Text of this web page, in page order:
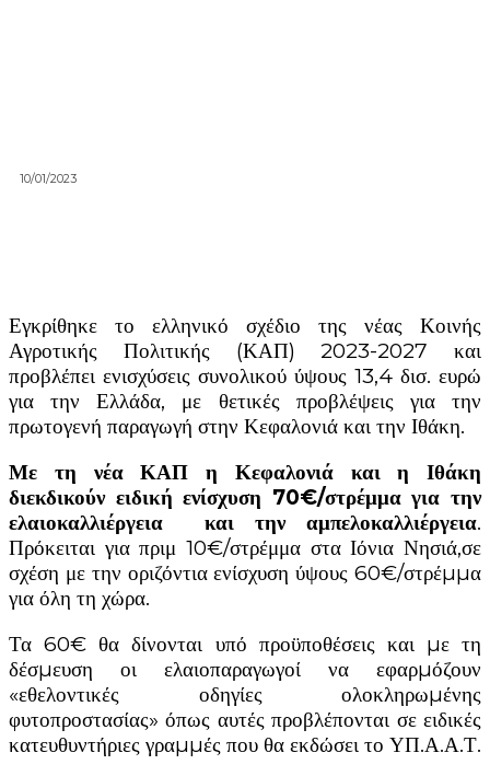
10/01/2023
Εγκρίθηκε το ελληνικό σχέδιο της νέας Κοινής
Αγροτικής Πολιτικής (ΚΑΠ) 2023-2027 και
προβλέπει ενισχύσεις συνολικού ύψους 13,4 δισ. ευρώ
για την Ελλάδα, με θετικές προβλέψεις για την
πρωτογενή παραγωγή στην Κεφαλονιά και την Ιθάκη.
Με τη νέα ΚΑΠ η Κεφαλονιά και η Ιθάκη
διεκδικούν ειδική ενίσχυση 70€/στρέμμα για την
ελαιοκαλλιέργεια και την αμπελοκαλλιέργεια.
Πρόκειται για πριμ 10€/στρέμμα στα Ιόνια Νησιά,σε
σχέση με την οριζόντια ενίσχυση ύψους 60€/στρέµµα
για όλη τη χώρα.
Τα 60€ θα δίνονται υπό προϋποθέσεις και µε τη
δέσµευση οι ελαιοπαραγωγοί να εφαρµόζουν
«εθελοντικές οδηγίες ολοκληρωµένης
φυτοπροστασίας» όπως αυτές προβλέπονται σε ειδικές
κατευθυντήριες γραµµές που θα εκδώσει το ΥΠ.Α.Α.Τ.